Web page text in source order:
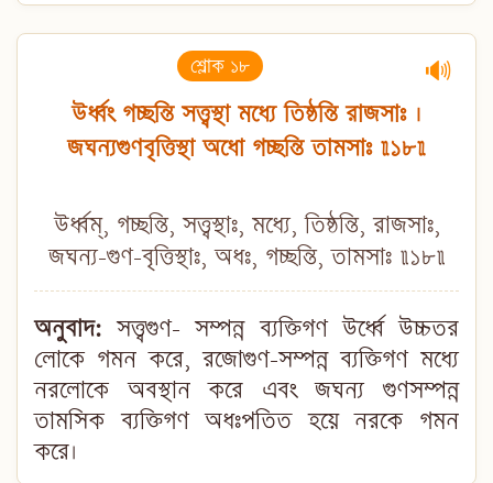
শ্লোক ১৮ 🔊
উর্ধ্বং গচ্ছন্তি সত্ত্বস্থা মধ্যে তিষ্ঠন্তি রাজসাঃ ।
জঘন্যগুণবৃত্তিস্থা অধো গচ্ছন্তি তামসাঃ ॥১৮॥
উর্ধ্বম্, গচ্ছন্তি, সত্ত্বস্থাঃ, মধ্যে, তিষ্ঠন্তি, রাজসাঃ,
জঘন্য-গুণ-বৃত্তিস্থাঃ, অধঃ, গচ্ছন্তি, তামসাঃ ॥১৮॥
অনুবাদ: সত্ত্বগুণ- সম্পন্ন ব্যক্তিগণ উর্ধ্বে উচ্চতর
লোকে গমন করে, রজোগুণ-সম্পন্ন ব্যক্তিগণ মধ্যে
নরলোকে অবস্থান করে এবং জঘন্য গুণসম্পন্ন
তামসিক ব্যক্তিগণ অধঃপতিত হয়ে নরকে গমন
করে।